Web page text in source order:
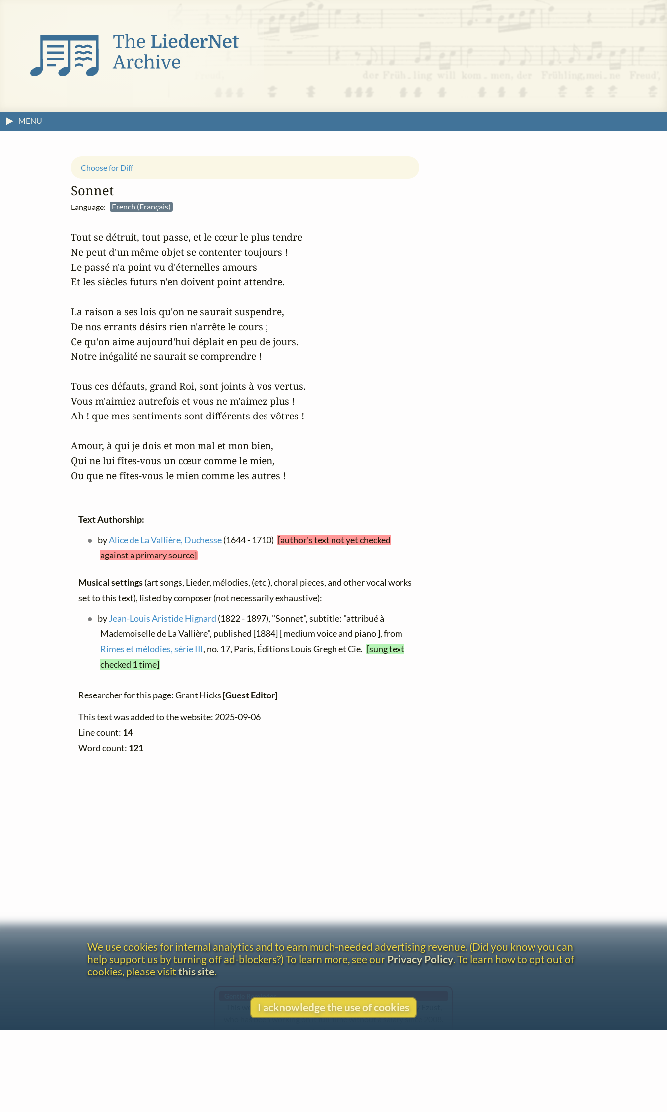
MENU
Sonnet
Language: French (Français)
Choose for Diff
Tout se détruit, tout passe, et le cœur le plus tendre
Ne peut d'un même objet se contenter toujours !
Le passé n'a point vu d'éternelles amours
Et les siècles futurs n'en doivent point attendre.
La raison a ses lois qu'on ne saurait suspendre,
De nos errants désirs rien n'arrête le cours ;
Ce qu'on aime aujourd'hui déplait en peu de jours.
Notre inégalité ne saurait se comprendre !
Tous ces défauts, grand Roi, sont joints à vos vertus.
Vous m'aimiez autrefois et vous ne m'aimez plus !
Ah ! que mes sentiments sont différents des vôtres !
Amour, à qui je dois et mon mal et mon bien,
Qui ne lui fîtes-vous un cœur comme le mien,
Ou que ne fîtes-vous le mien comme les autres !
Text Authorship:
byAlice de La Vallière, Duchesse(1644 - 1710) [author's text not yet checked
against a primary source]
Musical settings(art songs, Lieder, mélodies, (etc.), choral pieces, and other vocal works
set to this text), listed by composer (not necessarily exhaustive):
byJean-Louis Aristide Hignard (1822 - 1897), "Sonnet", subtitle: "attribué à
Mademoiselle de La Vallière", published [1884] [ medium voice and piano ], from
Rimes et mélodies, série III, no. 17, Paris, Éditions Louis Gregh et Cie. [sung text
checked 1 time]
Researcher for this page: Grant Hicks [Guest Editor]
This text was added to the website: 2025-09-06
Line count: 14
Word count: 121
Gentle Reminder
This website began in 1995 as a personal project by Emily Ezust,
who has been working on it full-time without a salary since 2008.
Our research has never had any government or institutional
We use cookies for internal analytics and to earn much-needed advertising revenue. (Did you know you can
help support us by turning off ad-blockers?) To learn more, see ourPrivacy Policy. To learn how to opt out of
cookies, please visit this site.
I acknowledge the use of cookies